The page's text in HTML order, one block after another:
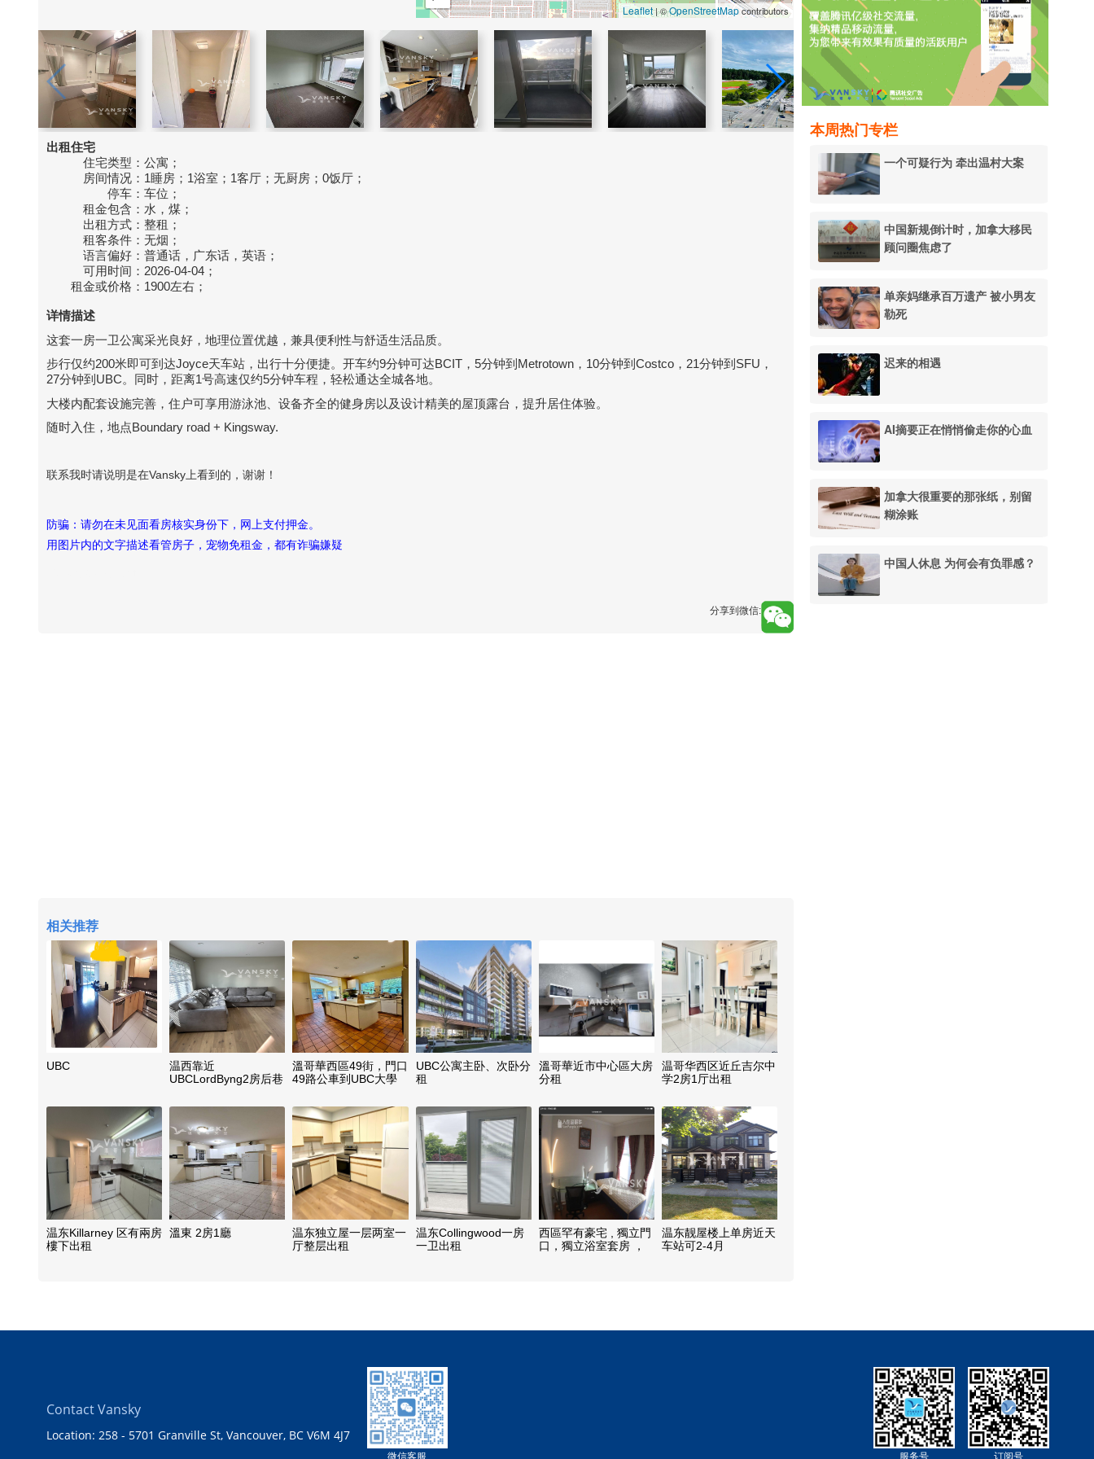
本周热门专栏
一个可疑行为 牵出温村大案
中国新规倒计时，加拿大移民
顾问圈焦虑了
单亲妈继承百万遗产 被小男友
勒死
迟来的相遇
AI摘要正在悄悄偷走你的心血
加拿大很重要的那张纸，别留
糊涂账
中国人休息 为何会有负罪感？
Leaflet| ©OpenStreetMapcontributors
出租住宅
住宅类型： 公寓；
房间情况： 1睡房；1浴室；1客厅；无厨房；0饭厅；
停车： 车位；
租金包含： 水，煤；
出租方式： 整租；
租客条件： 无烟；
语言偏好： 普通话，广东话，英语；
可用时间： 2026-04-04；
租金或价格： 1900左右；
详情描述
这套一房一卫公寓采光良好，地理位置优越，兼具便利性与舒适生活品质。
步行仅约200米即可到达Joyce天车站，出行十分便捷。开车约9分钟可达BCIT，5分钟到Metrotown，10分钟到Costco，21分钟到SFU，
27分钟到UBC。同时，距离1号高速仅约5分钟车程，轻松通达全城各地。
大楼内配套设施完善，住户可享用游泳池、设备齐全的健身房以及设计精美的屋顶露台，提升居住体验。
随时入住，地点Boundary road + Kingsway.
联系我时请说明是在Vansky上看到的，谢谢！
防骗：请勿在未见面看房核实身份下，网上支付押金。
用图片内的文字描述看管房子，宠物免租金，都有诈骗嫌疑
分享到微信:
相关推荐
UBC
温西靠近
UBCLordByng2房后巷
溫哥華西區49街，門口
49路公車到UBC大學
UBC公寓主卧、次卧分
租
溫哥華近市中心區大房
分租
温哥华西区近丘吉尔中
学2房1厅出租
温东Killarney 区有兩房
樓下出租
溫東 2房1廳
温东独立屋一层两室一
厅整层出租
温东Collingwood一房
一卫出租
西區罕有豪宅 , 獨立門
口，獨立浴室套房 ，
温东靓屋楼上单房近天
车站可2-4月
Contact Vansky
Location: 258 - 5701 Granville St, Vancouver, BC V6M 4J7